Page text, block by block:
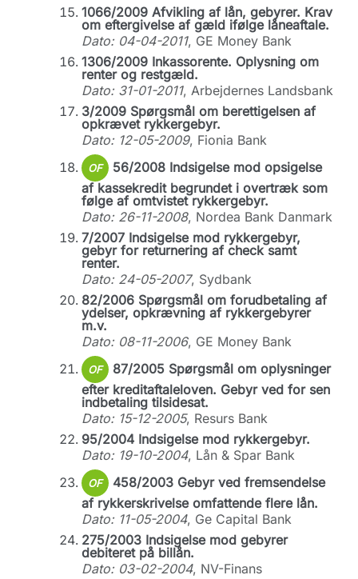
1066/2009 Afvikling af lån, gebyrer. Krav
om eftergivelse af gæld ifølge låneaftale.
Dato: 04-04-2011, GE Money Bank
1306/2009 Inkassorente. Oplysning om
renter og restgæld.
Dato: 31-01-2011, Arbejdernes Landsbank
3/2009 Spørgsmål om berettigelsen af
opkrævet rykkergebyr.
Dato: 12-05-2009, Fionia Bank
OF
56/2008 Indsigelse mod opsigelse
af kassekredit begrundet i overtræk som
følge af omtvistet rykkergebyr.
Dato: 26-11-2008, Nordea Bank Danmark
7/2007 Indsigelse mod rykkergebyr,
gebyr for returnering af check samt
renter.
Dato: 24-05-2007, Sydbank
82/2006 Spørgsmål om forudbetaling af
ydelser, opkrævning af rykkergebyrer
m.v.
Dato: 08-11-2006, GE Money Bank
OF
87/2005 Spørgsmål om oplysninger
efter kreditaftaleloven. Gebyr ved for sen
indbetaling tilsidesat.
Dato: 15-12-2005, Resurs Bank
95/2004 Indsigelse mod rykkergebyr.
Dato: 19-10-2004, Lån & Spar Bank
OF
458/2003 Gebyr ved fremsendelse
af rykkerskrivelse omfattende flere lån.
Dato: 11-05-2004, Ge Capital Bank
275/2003 Indsigelse mod gebyrer
debiteret på billån.
Dato: 03-02-2004, NV-Finans